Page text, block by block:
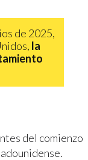
de 2025,
la
del comienzo